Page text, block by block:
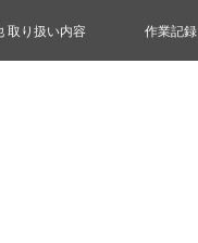
取り扱い内容 作業記録